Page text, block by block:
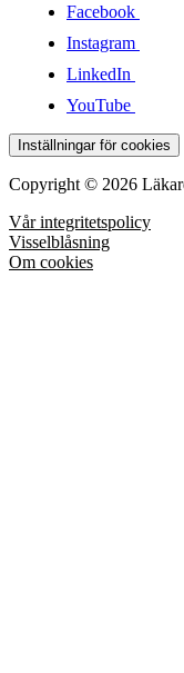
Facebook
Instagram
LinkedIn
YouTube
Inställningar för cookies
Copyright © 2026
Vår integritetspolicy
Visselblåsning
Om cookies